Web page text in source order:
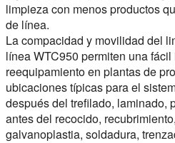
limpieza con menos productos
de línea.
La compacidad y movilidad del
línea WTC950 permiten una
reequipamiento en plantas de
ubicaciones típicas para el
después del trefilado, laminado,
antes del recocido,
galvanoplastia, soldadura,